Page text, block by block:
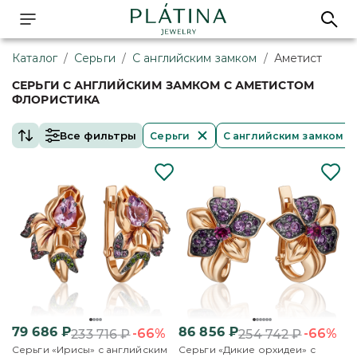
Каталог / Серьги / С английским замком / Аметист
СЕРЬГИ С АНГЛИЙСКИМ ЗАМКОМ С АМЕТИСТОМ
ФЛОРИСТИКА
Все фильтры Серьги С английским замком
79 686₽233 716₽-66%
Серьги «Ирисы» с английским
86 856₽254 742₽-66%
Серьги «Дикие орхидеи» с